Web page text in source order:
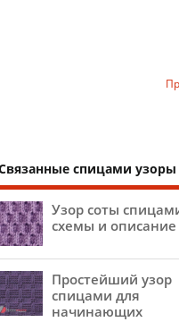
спицами узоры
Узор соты
схемы и описание
Простейший узор
спицами для
начинающих